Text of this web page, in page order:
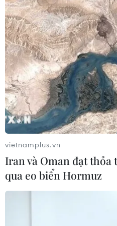
Chủ tịch Quốc hội kiêm
viện Vương quốc Thái Lan
chính thức Việt Nam
03/08/2026 11:26
Xem
vietnamplus.vn
Iran và Oman đạt thỏa
qua eo biển Hormuz